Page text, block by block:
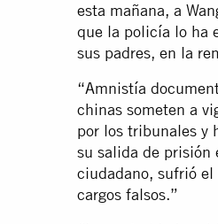
esta mañana, a
que la policía lo ha
sus padres, en la
“Amnistía
chinas someten a
por los tribunales y
su salida de prisión
ciudadano, sufrió
cargos falsos.”